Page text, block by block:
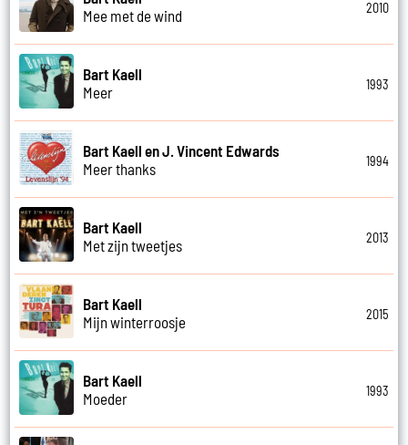
Mee met de wind
2010
Bart Kaell
Meer
1993
Bart Kaell en J. Vincent Edwards
Meer thanks
1994
Bart Kaell
Met zijn tweetjes
2013
Bart Kaell
Mijn winterroosje
2015
Bart Kaell
Moeder
1993